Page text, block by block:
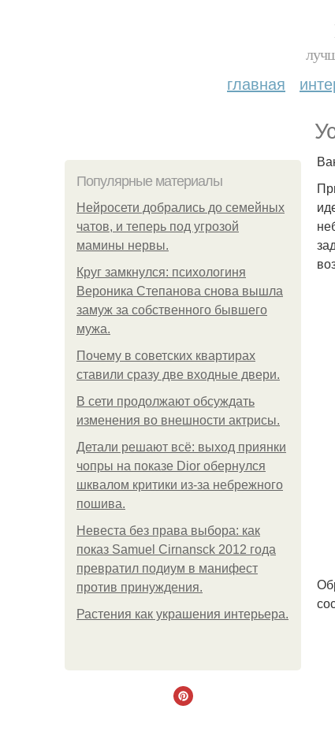
главная
Популярные материалы
Нейросети добрались до семейных
чатов, и теперь под угрозой
мамины нервы.
Круг замкнулся: психологиня
Вероника Степанова снова вышла
замуж за собственного бывшего
мужа.
Почему в советских квартирах
ставили сразу две входные двери.
В сети продолжают обсуждать
изменения во внешности актрисы.
Детали решают всё: выход приянки
чопры на показе Dior обернулся
шквалом критики из-за небрежного
пошива.
Невеста без права выбора: как
показ Samuel Cirnansck 2012 года
превратил подиум в манифест
против принуждения.
Растения как украшения интерьера.